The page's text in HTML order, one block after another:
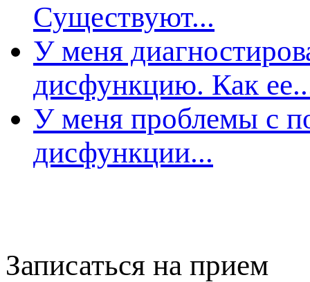
Существуют...
У меня
дисфункцию. Как
У меня проблемы с
дисфункции...
Записаться на прием